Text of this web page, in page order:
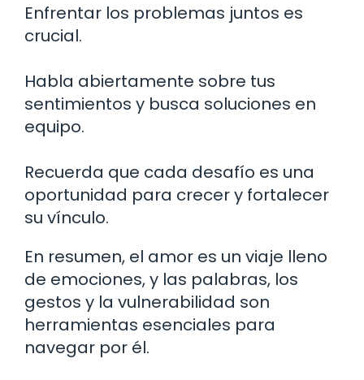
Enfrentar los problemas juntos es
crucial.
Habla abiertamente sobre tus
sentimientos y busca soluciones en
equipo.
Recuerda que cada desafío es una
oportunidad para crecer y fortalecer
su vínculo.
En resumen, el amor es un viaje lleno
de emociones, y las palabras, los
gestos y la vulnerabilidad son
herramientas esenciales para
navegar por él.